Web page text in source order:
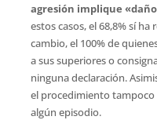
agresión implique
estos casos, el 68,8% sí ha
cambio, el 100% de
a sus superiores o
ninguna declaración.
el procedimiento tampoco
algún episodio.